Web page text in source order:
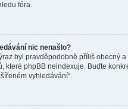
fóra.
nic nenašlo?
byl pravděpodobně příliš obecný
které phpBB neindexuje. Buďte
vyhledávání“.